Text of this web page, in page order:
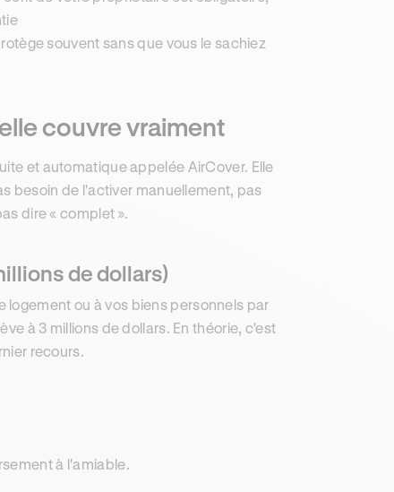
souvent sans que vous le sachiez
couvre vraiment
et automatique appelée AirCover. Elle
besoin de l'activer manuellement, pas
dire « complet ».
de dollars)
ou à vos biens personnels par
à 3 millions de dollars. En théorie, c'est
recours.
à l'amiable.